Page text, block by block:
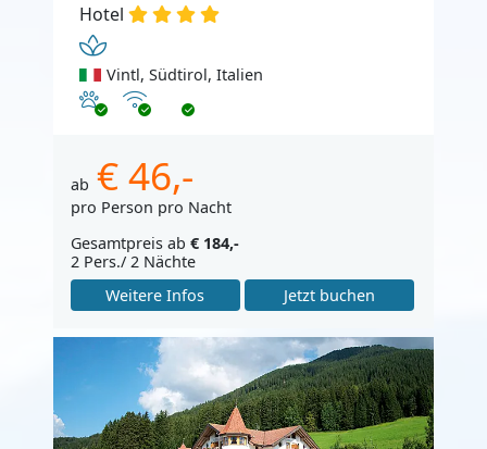
Hotel
Vintl, Südtirol, Italien
Haustiere erlaubt
Internet
ab € 46,-
pro Person pro Nacht
Gesamtpreis ab € 184,-
2 Pers./ 2 Nächte
Weitere Infos
Jetzt buchen